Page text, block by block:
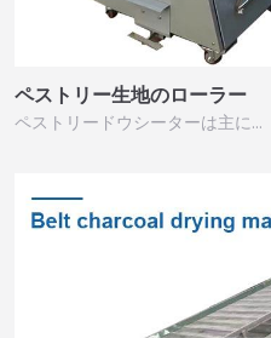
ペストリー生地のローラー
ペストリードウシーターは主に…